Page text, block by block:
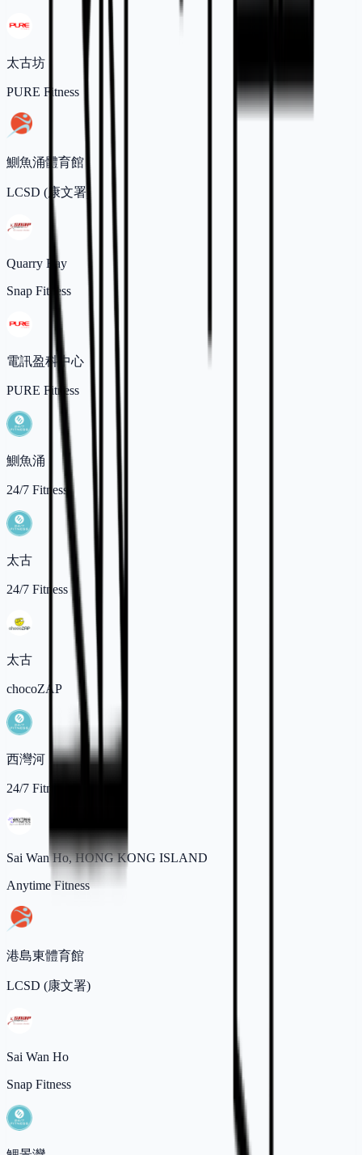
太古坊
PURE Fitness
鰂魚涌體育館
LCSD (康文署)
Quarry Bay
Snap Fitness
電訊盈科中心
PURE Fitness
鰂魚涌
24/7 Fitness
太古
24/7 Fitness
太古
chocoZAP
西灣河
24/7 Fitness
Sai Wan Ho, HONG KONG ISLAND
Anytime Fitness
港島東體育館
LCSD (康文署)
Sai Wan Ho
Snap Fitness